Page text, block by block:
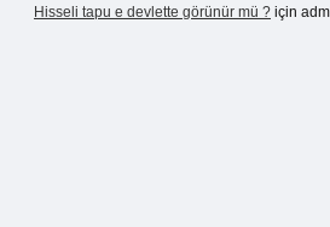
Hisseli tapu e devlette görünür mü ? için